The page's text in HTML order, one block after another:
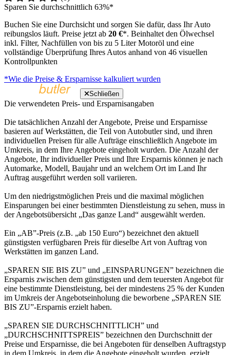
Sparen Sie durchschnittlich 63%*
Buchen Sie eine Durchsicht und sorgen Sie dafür, dass Ihr Auto
reibungslos läuft. Preise jetzt ab 20 €*. Beinhaltet den Ölwechsel
inkl. Filter, Nachfüllen von bis zu 5 Liter Motoröl und eine
vollständige Überprüfung Ihres Autos anhand von 46 visuellen
Kontrollpunkten
*Wie die Preise & Ersparnisse kalkuliert wurden
Schließen
Die verwendeten Preis- und Ersparnisangaben
Die tatsächlichen Anzahl der Angebote, Preise und Ersparnisse
basieren auf Werkstätten, die Teil von Autobutler sind, und ihren
individuellen Preisen für alle Aufträge einschließlich Angebote im
Umkreis, in dem Ihre Angebote eingeholt wurden. Die Anzahl der
Angebote, Ihr individueller Preis und Ihre Ersparnis können je nach
Automarke, Modell, Baujahr und an welchem Ort im Land Ihr
Auftrag ausgeführt werden soll variieren.
Um den niedrigstmöglichen Preis und die maximal möglichen
Einsparungen bei einer bestimmten Dienstleistung zu sehen, muss in
der Angebotsübersicht „Das ganze Land“ ausgewählt werden.
Ein „AB”-Preis (z.B. „ab 150 Euro“) bezeichnet den aktuell
günstigsten verfügbaren Preis für dieselbe Art von Auftrag von
Werkstätten im ganzen Land.
„SPAREN SIE BIS ZU” und „EINSPARUNGEN” bezeichnen die
Ersparnis zwischen dem günstigsten und dem teuersten Angebot für
eine bestimmte Dienstleistung, bei der mindestens 25 % der Kunden
im Umkreis der Angebotseinholung die beworbene „SPAREN SIE
BIS ZU”-Ersparnis erzielt haben.
„SPAREN SIE DURCHSCHNITTLICH” und
„DURCHSCHNITTSPREIS” bezeichnen den Durchschnitt der
Preise und Ersparnisse, die bei Angeboten für denselben Auftragstyp
in dem Umkreis, in dem die Angebote eingeholt wurden, erzielt